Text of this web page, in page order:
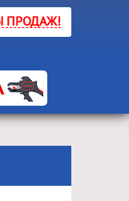
ПРОДАЖ!